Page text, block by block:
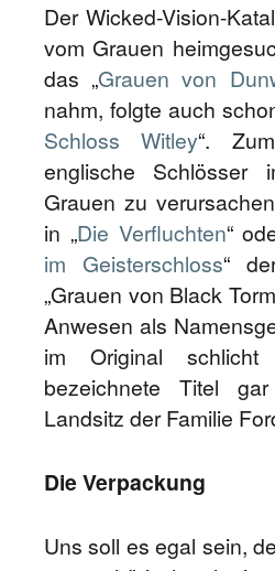
Der Wicked-Vision-
vom Grauen
das „Grauen von
nahm, folgte auch
Schloss Witley“.
englische Schlösser
Grauen zu
in „Die Verfluchten“
im Geisterschloss“
„Grauen von Black
Anwesen als
im Original schlicht
bezeichnete Titel
Landsitz der Familie
Die Verpackung
Uns soll es egal sein,